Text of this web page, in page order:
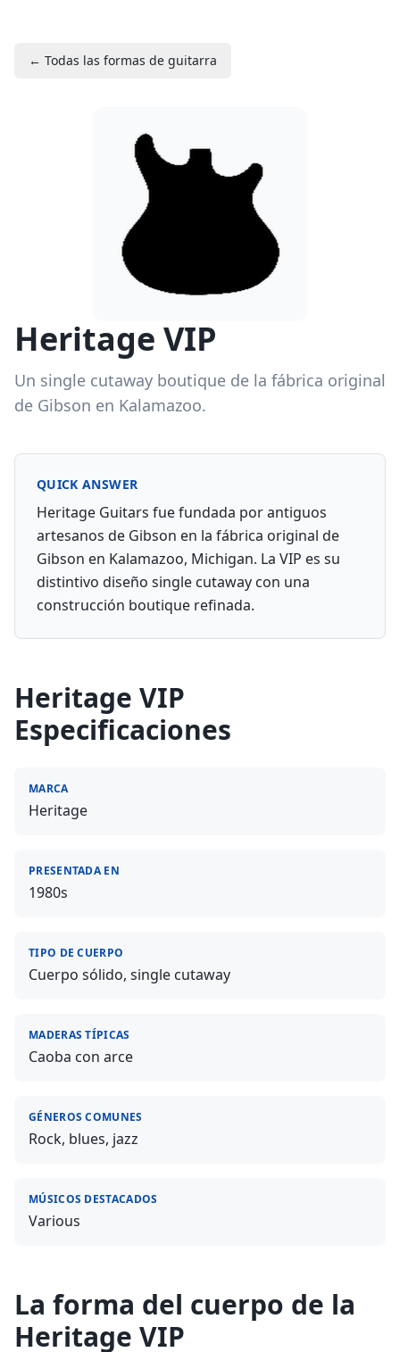
← Todas las formas de guitarra
Heritage VIP
Un single cutaway boutique de la fábrica original
de Gibson en Kalamazoo.
QUICK ANSWER
Heritage Guitars fue fundada por antiguos
artesanos de Gibson en la fábrica original de
Gibson en Kalamazoo, Michigan. La VIP es su
distintivo diseño single cutaway con una
construcción boutique refinada.
Heritage VIP
Especificaciones
MARCA
Heritage
PRESENTADA EN
1980s
TIPO DE CUERPO
Cuerpo sólido, single cutaway
MADERAS TÍPICAS
Caoba con arce
GÉNEROS COMUNES
Rock, blues, jazz
MÚSICOS DESTACADOS
Various
La forma del cuerpo de la
Heritage VIP